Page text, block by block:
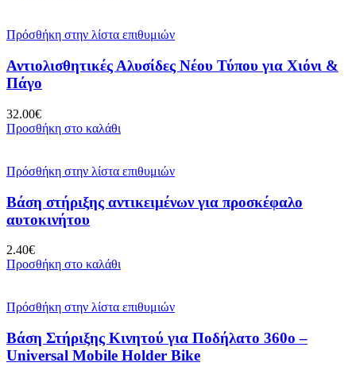
Πρόσθήκη στην λίστα επιθυμιών
Αντιολισθητικές Αλυσίδες Νέου Τύπου για Χιόνι &
Πάγο
32.00€
Προσθήκη στο καλάθι
Πρόσθήκη στην λίστα επιθυμιών
Βάση στήριξης αντικειμένων για προσκέφαλο
αυτοκινήτου
2.40€
Προσθήκη στο καλάθι
Πρόσθήκη στην λίστα επιθυμιών
Βάση Στήριξης Κινητού για Ποδήλατο 360ο –
Universal Mobile Holder Bike